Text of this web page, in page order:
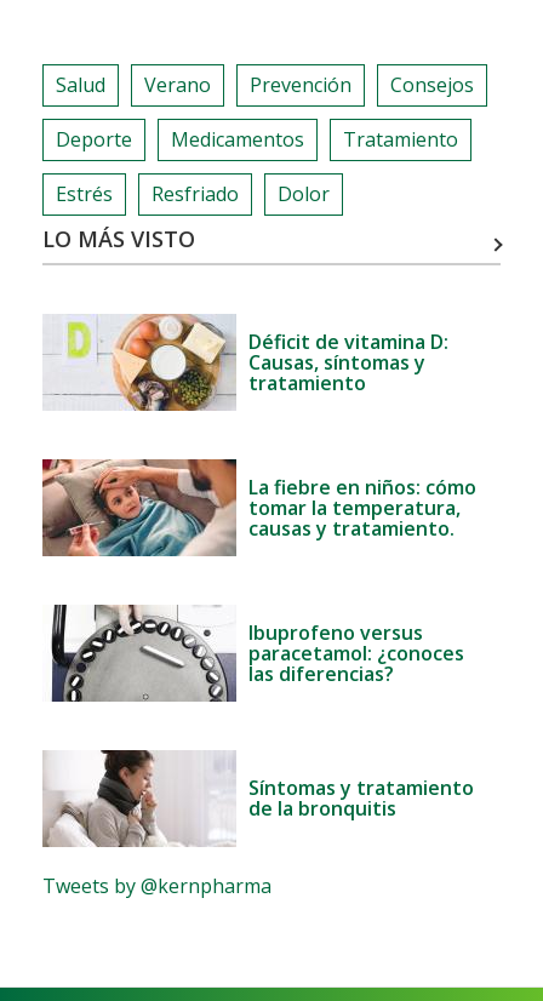
PARA
2021
Salud Verano Prevención Consejos
Deporte Medicamentos Tratamiento
Estrés Resfriado Dolor
LO MÁS VISTO
Déficit de vitamina D:
Causas, síntomas y
tratamiento
La fiebre en niños: cómo
tomar la temperatura,
causas y tratamiento.
Ibuprofeno versus
paracetamol: ¿conoces
las diferencias?
Síntomas y tratamiento
de la bronquitis
Tweets by @kernpharma